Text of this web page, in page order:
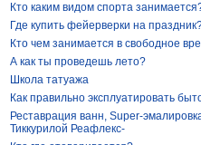
Кто каким видом спорта
Где купить фейерверки на
Кто чем занимается в свободное
А как ты проведешь лето?
Школа татуажа
Как правильно эксплуатировать
Реставрация ванн, Super-
Тиккурилой Реафлекс-